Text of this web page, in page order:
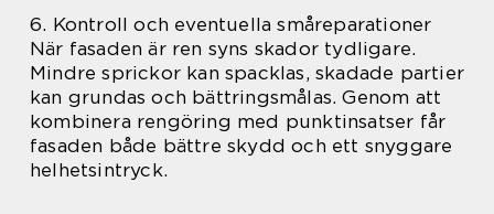
6. Kontroll och eventuella småreparationer
När fasaden är ren syns skador tydligare.
Mindre sprickor kan spacklas, skadade partier
kan grundas och bättringsmålas. Genom att
kombinera rengöring med punktinsatser får
fasaden både bättre skydd och ett snyggare
helhetsintryck.